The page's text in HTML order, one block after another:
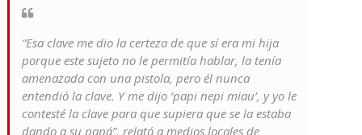
“Esa clave me dio la certeza de que sí era mi hija
porque este sujeto no le permitía hablar, la tenía
amenazada con una pistola, pero él nunca
entendió la clave. Y me dijo ‘papi nepi miau’, y yo le
contesté la clave para que supiera que se la estaba
dando a su papá”, relató a medios locales de